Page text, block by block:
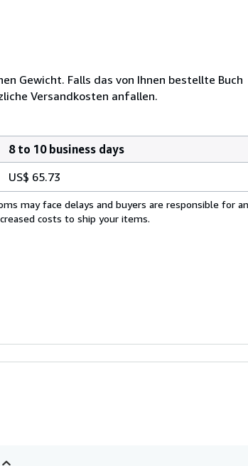
Gewicht. Falls das von Ihnen bestellte Buch
Versandkosten anfallen.
8 to 10 business days
US$ 65.73
may face delays and buyers are responsible for
costs to ship your items.